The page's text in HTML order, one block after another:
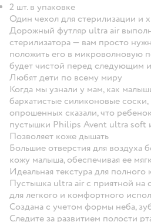
2 шт. в упаковке
Один чехол для стерилизации и
Дорожный футляр ultra air
стерилизатора — вам просто
положить его в микроволновую
будет чистой перед следующим
Любят дети по всему миру
Когда мы узнали у мам, как
бархатистые силиконовые
опрошенных сказали, что
пустышки Philips Avent ultra soft
Позволяет коже дышать
Большие отверстия для воздуха
кожу малыша, обеспечивая ее
Идеальная текстура для полного
Пустышка ultra air с приятной на
для легкого и комфортного
Создана с учетом формы неба,
Следите за развитием полости